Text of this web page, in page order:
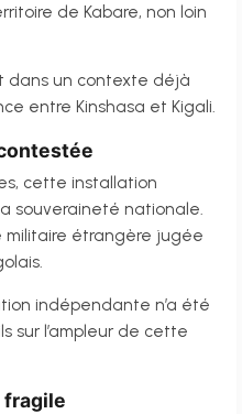
de Kabare, non loin
dans un contexte déjà
entre Kinshasa et Kigali.
cette installation
souveraineté nationale.
militaire étrangère jugée
indépendante n’a été
sur l’ampleur de cette
fragile